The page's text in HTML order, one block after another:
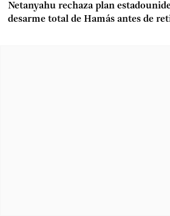
Netanyahu rechaza plan
desarme total de Hamás antes de